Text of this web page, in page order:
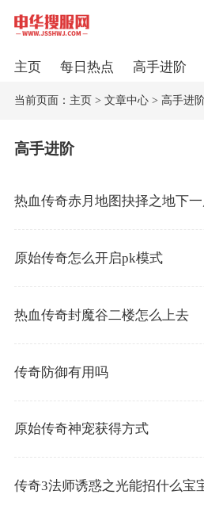
主页 每日热点 高手进阶
当前页面： 主页> 文章中心> 高手进
高手进阶
热血传奇赤月地图抉择之地下
原始传奇怎么开启pk模式
热血传奇封魔谷二楼怎么上去
传奇防御有用吗
原始传奇神宠获得方式
传奇3法师诱惑之光能招什么宝